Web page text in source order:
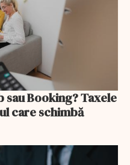
Booking? Taxele
care schimbă